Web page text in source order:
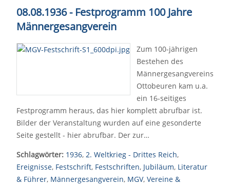
08.08.1936 - Festprogramm 100 Jahre
Männergesangverein
Zum 100-jährigen
Bestehen des
Männergesangvereins
Ottobeuren kam u.a.
ein 16-seitiges
Festprogramm heraus, das hier komplett abrufbar ist.
Bilder der Veranstaltung wurden auf eine gesonderte
Seite gestellt - hier abrufbar. Der zur…
Schlagwörter: 1936, 2. Weltkrieg - Drittes Reich,
Ereignisse, Festschrift, Festschriften, Jubiläum, Literatur
& Führer, Männergesangverein, MGV, Vereine &